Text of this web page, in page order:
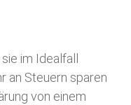
im Idealfall
an Steuern sparen
von einem